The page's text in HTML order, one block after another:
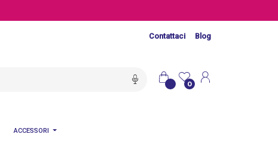
Contattaci Blog
0
ACCESSORI